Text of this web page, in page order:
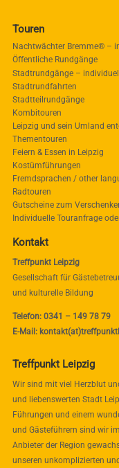
Touren
Nachtwächter Bremme® –
Öffentliche Rundgänge
Stadtrundgänge –
Stadtrundfahrten
Stadtteilrundgänge
Kombitouren
Leipzig und sein Umland
Thementouren
Feiern & Essen in Leipzig
Kostümführungen
Fremdsprachen / other
Radtouren
Gutscheine zum
Individuelle Touranfrage
Kontakt
Treffpunkt Leipzig
Gesellschaft für
und kulturelle Bildung
Telefon: 0341 – 149 78 79
E-Mail:
Treffpunkt Leipzig
Wir sind mit viel Herzblut
und liebenswerten Stadt
Führungen und einem
und Gästeführern sind wir
Anbieter der Region
unseren unkomplizierten